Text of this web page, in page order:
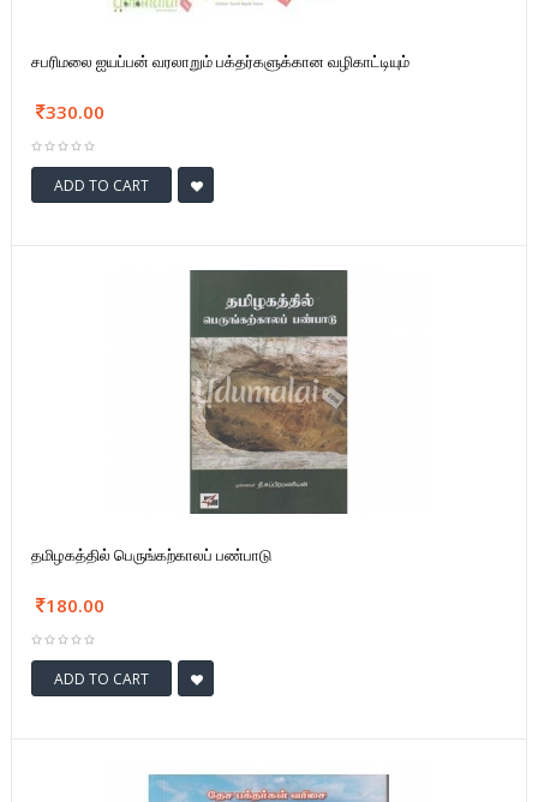
சபரிமலை ஐயப்பன் வரலாறும் பக்தர்களுக்கான வழிகாட்டியும்
330.00
ADD TO CART
தமிழகத்தில் பெருங்கற்காலப் பண்பாடு
180.00
ADD TO CART